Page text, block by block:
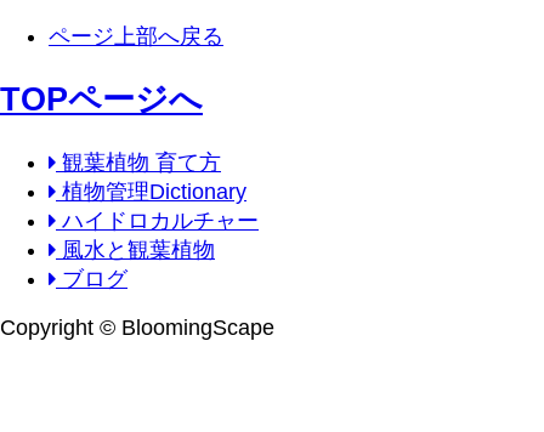
ページ上部へ戻る
TOPページへ
観葉植物 育て方
植物管理Dictionary
ハイドロカルチャー
風水と観葉植物
ブログ
Copyright © BloomingScape